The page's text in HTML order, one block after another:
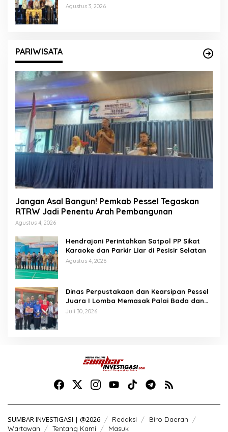
Pentingnya Karakter Generasi Muda
Agustus 3, 2026
PARIWISATA
Jangan Asal Bangun! Pemkab Pessel Tegaskan
RTRW Jadi Penentu Arah Pembangunan
Agustus 4, 2026
Hendrajoni Perintahkan Satpol PP Sikat
Karaoke dan Parkir Liar di Pesisir Selatan
Agustus 4, 2026
Dinas Perpustakaan dan Kearsipan Pessel
Juara I Lomba Memasak Palai Bada dan
Lamang Golek
Juli 30, 2026
SUMBAR INVESTIGASI | @2026 Redaksi
Biro Daerah
Wartawan
Tentang Kami Masuk